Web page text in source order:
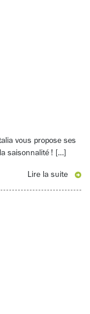
vous propose ses
saisonnalité ! […]
Lire la suite